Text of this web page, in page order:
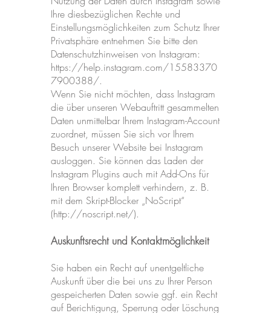
Ihre diesbezüglichen Rechte und
Einstellungsmöglichkeiten zum Schutz Ihrer
Privatsphäre entnehmen Sie bitte den
Datenschutzhinweisen von Instagram:
https://help.instagram.com/15583370
7900388/.
Wenn Sie nicht möchten, dass Instagram
die über unseren Webauftritt gesammelten
Daten unmittelbar Ihrem Instagram-Account
zuordnet, müssen Sie sich vor Ihrem
Besuch unserer Website bei Instagram
ausloggen. Sie können das Laden der
Instagram Plugins auch mit Add-Ons für
Ihren Browser komplett verhindern, z. B.
mit dem Skript-Blocker „NoScript“
(http://noscript.net/).
Auskunftsrecht und Kontaktmöglichkeit
Sie haben ein Recht auf unentgeltliche
Auskunft über die bei uns zu Ihrer Person
gespeicherten Daten sowie ggf. ein Recht
auf Berichtigung, Sperrung oder Löschung